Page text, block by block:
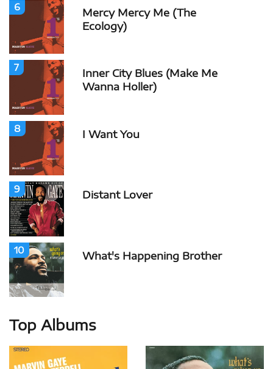
6
Mercy Mercy Me (The
Ecology)
7
Inner City Blues (Make Me
Wanna Holler)
8 I Want You
9 Distant Lover
10 What's Happening Brother
Top Albums